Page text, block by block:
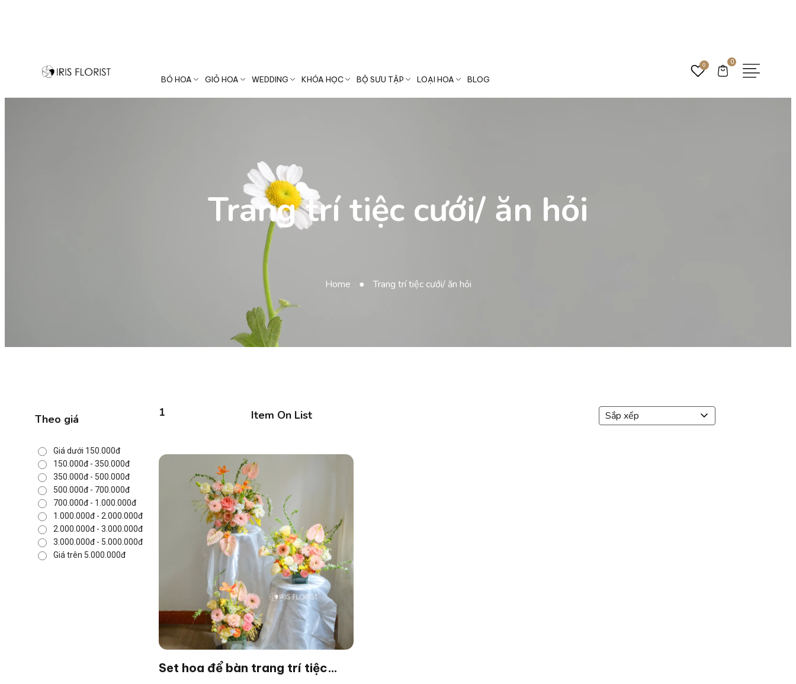
BÓ HOA GIỎ HOA WEDDING KHÓA HỌC BỘ SƯU TẬP LOẠI HOA BLOG
0
0
Trang trí tiệc cưới/ ăn hỏi
Home ● Trang trí tiệc cưới/ ăn hỏi
1
Set hoa để bàn trang trí tiệc
Sắp xếp
Item On List
Giá dưới 150.000đ
150.000đ - 350.000đ
350.000đ - 500.000đ
500.000đ - 700.000đ
700.000đ - 1.000.000đ
1.000.000đ - 2.000.000đ
2.000.000đ - 3.000.000đ
3.000.000đ - 5.000.000đ
Giá trên 5.000.000đ
Theo giá